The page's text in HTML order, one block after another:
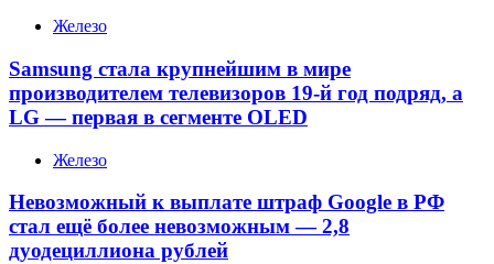
Железо
Samsung стала крупнейшим в мире
производителем телевизоров 19-й год подряд, а
LG — первая в сегменте OLED
Железо
Невозможный к выплате штраф Google в РФ
стал ещё более невозможным — 2,8
дуодециллиона рублей